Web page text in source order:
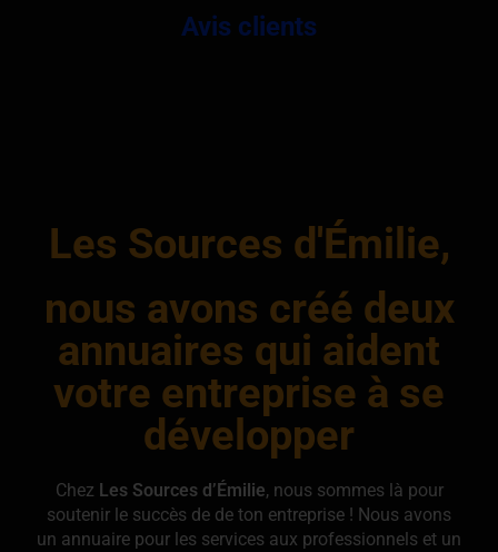
Avis clients
Les Sources d'Émilie,
nous avons créé deux
annuaires qui aident
votre entreprise à se
développer
Chez Les Sources d’Émilie, nous sommes là pour
soutenir le succès de de ton entreprise ! Nous avons
un annuaire pour les services aux professionnels et un